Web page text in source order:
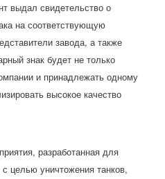
выдал свидетельство о
на соответствующую
завода, а также
знак будет не только
и принадлежать одному
высокое качество
разработанная для
целью уничтожения танков,